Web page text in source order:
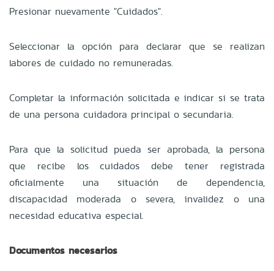
Presionar nuevamente "Cuidados".
Seleccionar la opción para declarar que se realizan
labores de cuidado no remuneradas.
Completar la información solicitada e indicar si se trata
de una persona cuidadora principal o secundaria.
Para que la solicitud pueda ser aprobada, la persona
que recibe los cuidados debe tener registrada
oficialmente una situación de dependencia,
discapacidad moderada o severa, invalidez o una
necesidad educativa especial.
Documentos necesarios